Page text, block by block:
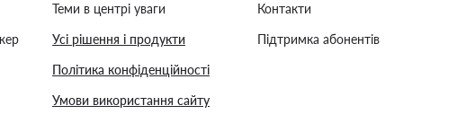
Теми в центрі уваги
Усі рішення і продукти
Політика конфіденційності
Умови використання сайту
Контакти
Підтримка абонентів